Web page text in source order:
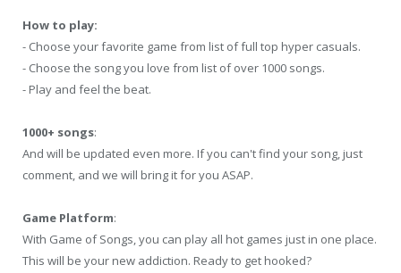
How to play:
- Choose your favorite game from list of full top hyper casuals.
- Choose the song you love from list of over 1000 songs.
- Play and feel the beat.
1000+ songs:
And will be updated even more. If you can't find your song, just
comment, and we will bring it for you ASAP.
Game Platform:
With Game of Songs, you can play all hot games just in one place.
This will be your new addiction. Ready to get hooked?